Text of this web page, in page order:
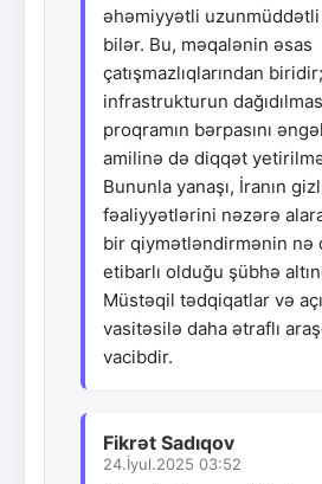
əhəmiyyətli
bilər. Bu, məqalənin əsas
çatışmazlıqlarından
infrastrukturun
proqramın bərpasını
amilinə də diqqət
Bununla yanaşı, İranın
fəaliyyətlərini nəzərə
bir qiymətləndirmənin nə
etibarlı olduğu şübhə
Müstəqil tədqiqatlar və
vasitəsilə daha ətraflı
vacibdir.
Fikrət Sadıqov
24.İyul.2025 03:52